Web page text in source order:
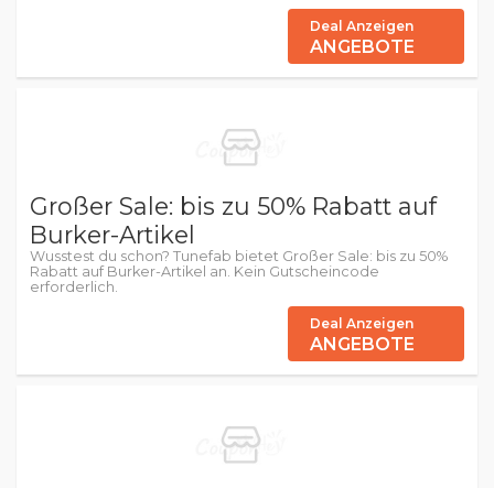
Deal Anzeigen
ANGEBOTE
Großer Sale: bis zu 50% Rabatt auf
Burker-Artikel
Wusstest du schon? Tunefab bietet Großer Sale: bis zu 50%
Rabatt auf Burker-Artikel an. Kein Gutscheincode
erforderlich.
Deal Anzeigen
ANGEBOTE